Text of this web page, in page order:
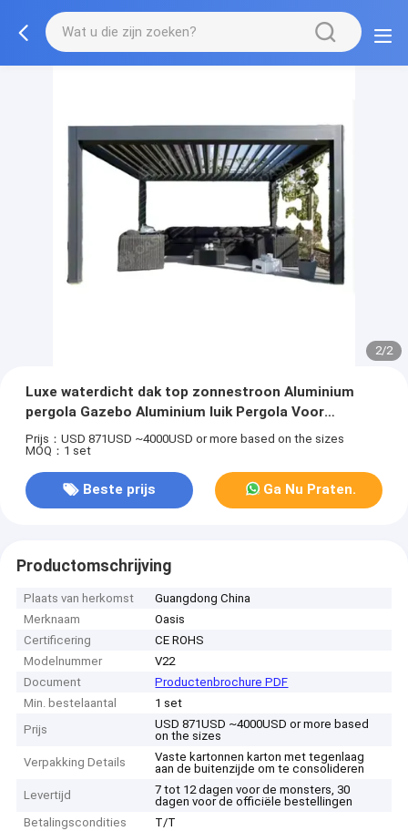
2/2
Luxe waterdicht dak top zonnestroon Aluminium
pergola Gazebo Aluminium luik Pergola Voor
herenhuizen
Prijs：USD 871USD ~4000USD or more based on the sizes
MOQ：1 set
Beste prijs Ga Nu Praten.
Productomschrijving
Plaats van herkomst
Guangdong China
Merknaam
Oasis
Certificering
CE ROHS
Modelnummer
V22
Document
Productenbrochure PDF
Min. bestelaantal
1 set
Prijs
USD 871USD ~4000USD or more based
on the sizes
Verpakking Details
Vaste kartonnen karton met tegenlaag
aan de buitenzijde om te consolideren
Levertijd
7 tot 12 dagen voor de monsters, 30
dagen voor de officiële bestellingen
Betalingscondities
T/T